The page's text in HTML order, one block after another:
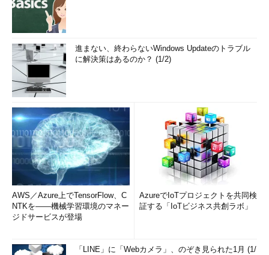
進まない、終わらないWindows Updateのトラブル
に解決策はあるのか？ (1/2)
AWS／Azure上でTensorFlow、C
NTKを――機械学習環境のマネー
ジドサービスが登場
AzureでIoTプロジェクトを共同検
証する「IoTビジネス共創ラボ」
「LINE」に「Webカメラ」、のぞき見られた1月 (1/